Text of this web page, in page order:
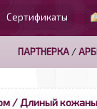
Сертификаты
ПАРТНЕРКА/
/ Длиный